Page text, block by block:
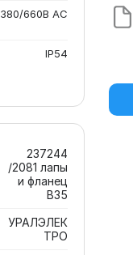
380/660В AC
IP54
237244
/2081 лапы
и фланец
В35
УРАЛЭЛЕК
ТРО